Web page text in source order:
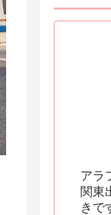
アラ
関東
きで